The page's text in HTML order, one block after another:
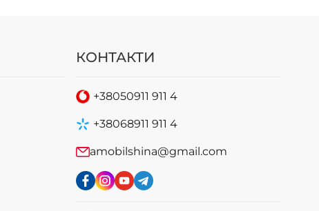
КОНТАКТИ
+38050911 911 4
+38068911 911 4
amobilshina@gmail.com